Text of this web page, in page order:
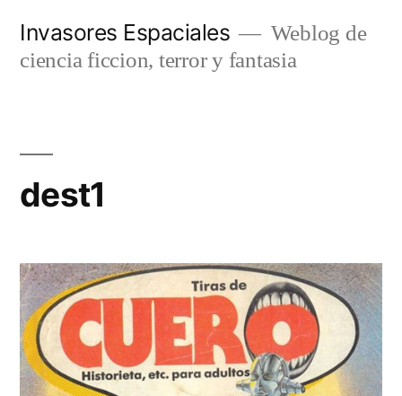
Invasores Espaciales
Weblog de
ciencia ficcion, terror y fantasia
dest1